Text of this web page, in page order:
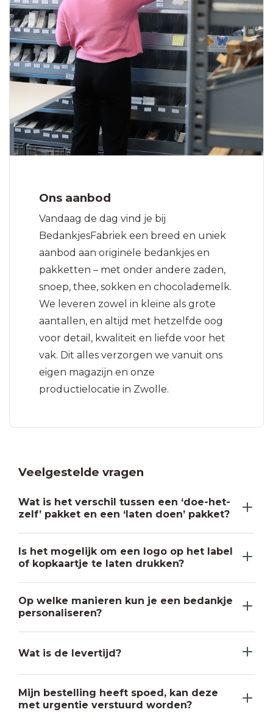
Ons aanbod
Vandaag de dag vind je bij
BedankjesFabriek een breed en uniek
aanbod aan originele bedankjes en
pakketten – met onder andere zaden,
snoep, thee, sokken en chocolademelk.
We leveren zowel in kleine als grote
aantallen, en altijd met hetzelfde oog
voor detail, kwaliteit en liefde voor het
vak. Dit alles verzorgen we vanuit ons
eigen magazijn en onze
productielocatie in Zwolle.
Veelgestelde vragen
Wat is het verschil tussen een ‘doe-het-
zelf’ pakket en een ‘laten doen’ pakket?
Is het mogelijk om een logo op het label
of kopkaartje te laten drukken?
Op welke manieren kun je een bedankje
personaliseren?
Wat is de levertijd?
Mijn bestelling heeft spoed, kan deze
met urgentie verstuurd worden?